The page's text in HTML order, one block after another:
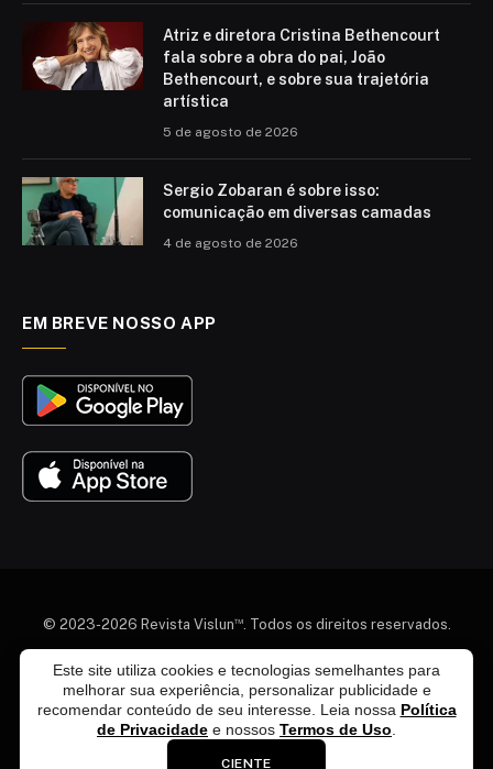
Este site utiliza cookies e tecnologias semelhantes para
melhorar sua experiência, personalizar publicidade e
recomendar conteúdo de seu interesse. Leia nossa Política
de Privacidade e nossos Termos de Uso
CIENTE
Atriz e diretora Cristina Bethencourt
fala sobre a obra do pai, João
Bethencourt, e sobre sua trajetória
artística
5 de agosto de 2026
Sergio Zobaran é sobre isso:
comunicação em diversas camadas
4 de agosto de 2026
EM BREVE NOSSO APP
© 2023-2026 Revista Vislun™. Todos os direitos reservados.
Quem somos Colaboradores
Agenda Cultural
Termos e Condições
Política de Privacidade
Política de Exclusão de Dados
Política Editorial
Fale Conosco
Anuncie Conosco